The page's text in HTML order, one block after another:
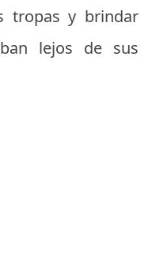
tropas y brindar
lejos de sus